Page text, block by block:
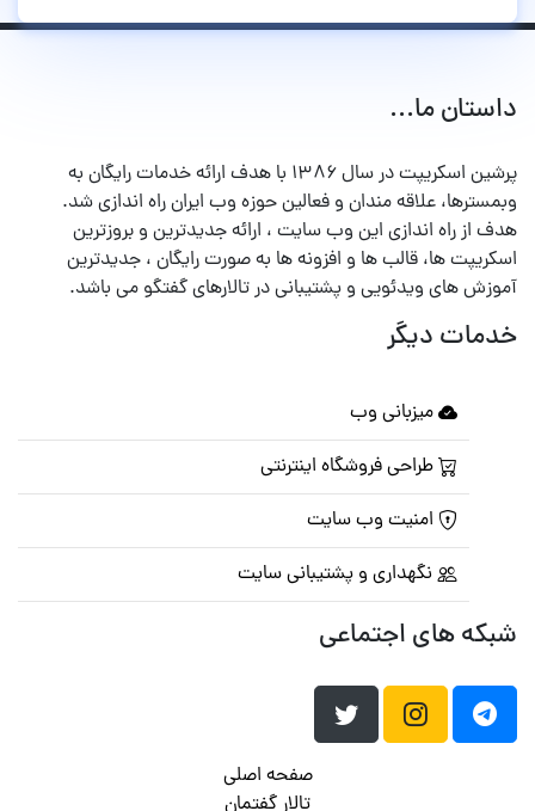
داستان ما...
پرشین اسکریپت در سال ۱۳۸۶ با هدف ارائه خدمات رایگان به
وبمسترها، علاقه مندان و فعالین حوزه وب ایران راه اندازی شد.
هدف از راه اندازی این وب سایت ، ارائه جدیدترین و بروزترین
اسکریپت ها، قالب ها و افزونه ها به صورت رایگان ، جدیدترین
آموزش های ویدئویی و پشتیبانی در تالارهای گفتگو می باشد.
خدمات دیگر
میزبانی وب
طراحی فروشگاه اینترنتی
امنیت وب سایت
نگهداری و پشتیبانی سایت
شبکه های اجتماعی
صفحه اصلی
تالار گفتمان